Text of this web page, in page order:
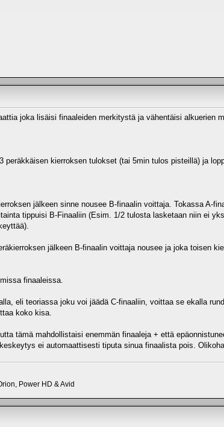
joka lisäisi finaaleiden merkitystä ja vähentäisi alkuerien
peräkkäisen kierroksen tulokset (tai 5min tulos pisteillä) ja
jälkeen sinne nousee B-finaalin voittaja. Tokassa A-
tippuisi B-Finaaliin (Esim. 1/2 tulosta lasketaan niin ei
jälkeen B-finaalin voittaja nousee ja joka toisen
finaaleissa.
eli teoriassa joku voi jäädä C-finaaliin, voittaa se ekalla
koko kisa.
tämä mahdollistaisi enemmän finaaleja + että
ei automaattisesti tiputa sinua finaalista pois.
Power HD & Avid